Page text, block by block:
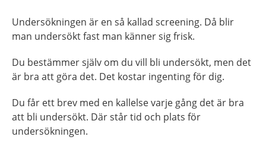
Undersökningen är en så kallad screening. Då blir
man undersökt fast man känner sig frisk.
Du bestämmer själv om du vill bli undersökt, men det
är bra att göra det. Det kostar ingenting för dig.
Du får ett brev med en kallelse varje gång det är bra
att bli undersökt. Där står tid och plats för
undersökningen.